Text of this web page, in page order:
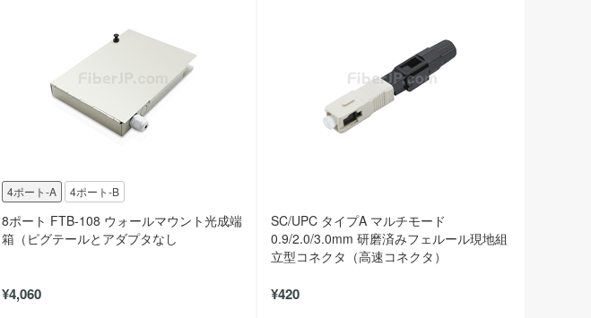
4ポート-A 4ポート-B
8ポート FTB-108 ウォールマウント光成端
箱（ピグテールとアダプタなし
¥4,060
SC/UPC タイプA マルチモード
0.9/2.0/3.0mm 研磨済みフェルール現地組
立型コネクタ（高速コネクタ）
¥420